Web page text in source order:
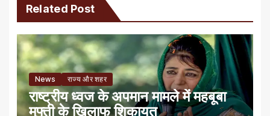
Related Post
News राज्य और शहर
राष्ट्रीय ध्वज के अपमान मामले में महबूबा
मुफ्ती के खिलाफ शिकायत